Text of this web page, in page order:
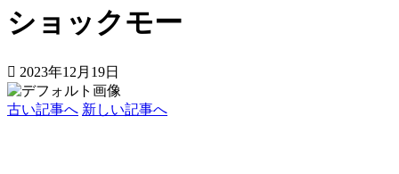
ショックモー
2023年12月19日
古い記事へ 新しい記事へ